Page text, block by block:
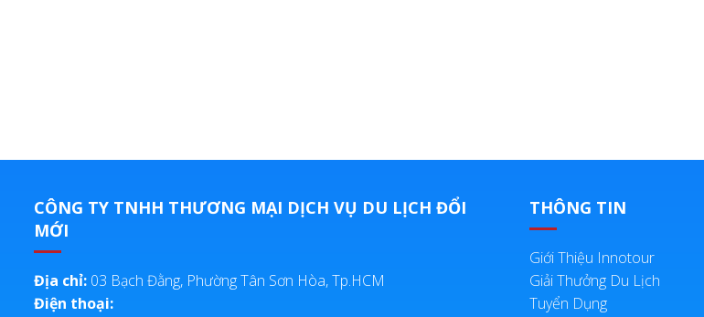
CÔNG TY TNHH THƯƠNG MẠI DỊCH VỤ DU LỊCH ĐỔI
MỚI
Địa chỉ: 03 Bạch Đằng, Phường Tân Sơn Hòa, Tp.HCM
Điện thoại:
THÔNG TIN
Giới Thiệu Innotour
Giải Thưởng Du Lịch
Tuyển Dụng